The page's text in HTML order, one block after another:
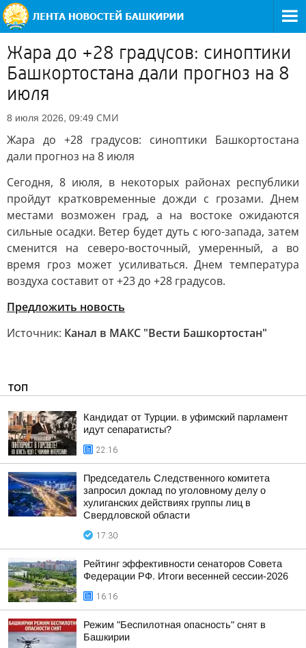
Жара до +28 градусов: синоптики
Башкортостана дали прогноз на 8
июля
8 июля 2026, 09:49 СМИ
Жара до +28 градусов: синоптики Башкортостана
дали прогноз на 8 июля
Сегодня, 8 июля, в некоторых районах республики
пройдут кратковременные дожди с грозами. Днем
местами возможен град, а на востоке ожидаются
сильные осадки. Ветер будет дуть с юго-запада, затем
сменится на северо-восточный, умеренный, а во
время гроз может усиливаться. Днем температура
воздуха составит от +23 до +28 градусов.
Предложить новость
Источник: Канал в МАКС "Вести Башкортостан"
ТОП
Кандидат от Турции. в уфимский парламент
идут сепаратисты?
22:16
Председатель Следственного комитета
запросил доклад по уголовному делу о
хулиганских действиях группы лиц в
Свердловской области
17:30
Рейтинг эффективности сенаторов Совета
Федерации РФ. Итоги весенней сессии-2026
16:16
Режим "Беспилотная опасность" снят в
Башкирии